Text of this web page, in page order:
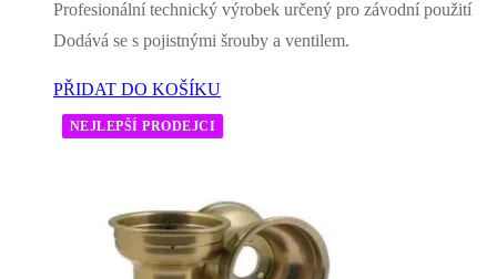
Profesionální technický výrobek určený pro závodní použití
Dodává se s pojistnými šrouby a ventilem.
PŘIDAT DO KOŠÍKU
NEJLEPŠÍ PRODEJCI